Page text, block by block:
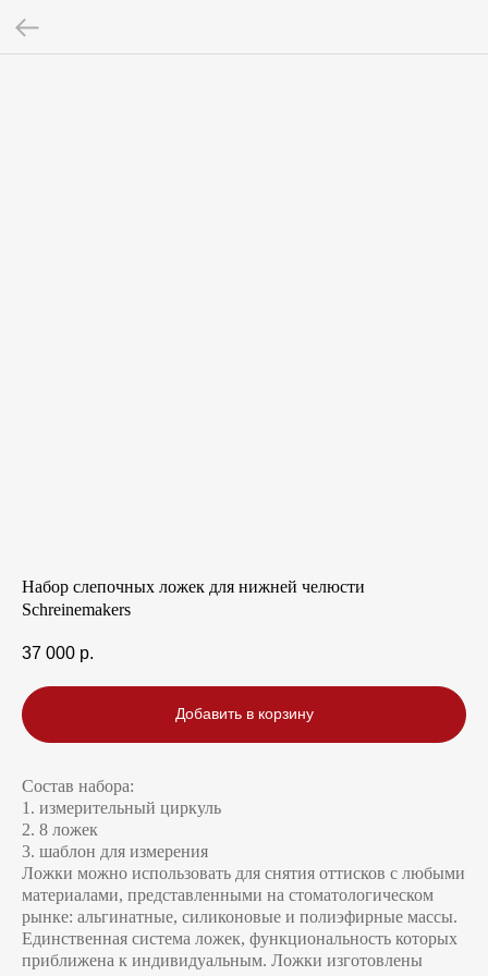
Набор слепочных ложек для нижней челюсти
Schreinemakers
37 000 р.
Добавить в корзину
Состав набора:
1. измерительный циркуль
2. 8 ложек
3. шаблон для измерения
Ложки можно использовать для снятия оттисков с любыми
материалами, представленными на стоматологическом
рынке: альгинатные, силиконовые и полиэфирные массы.
Единственная система ложек, функциональность которых
приближена к индивидуальным. Ложки изготовлены